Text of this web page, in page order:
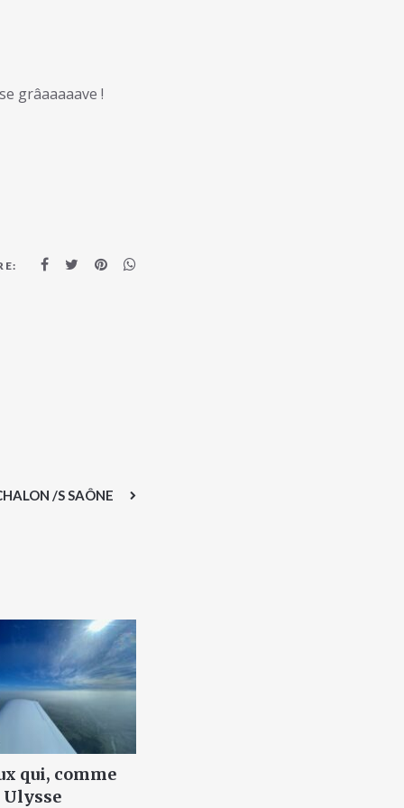
grâaaaaave !
/S SAÔNE
qui, comme
Ulysse